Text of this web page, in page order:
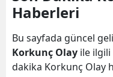
Haberleri
Bu sayfada güncel
Korkunç Olay ile
dakika Korkunç Olay